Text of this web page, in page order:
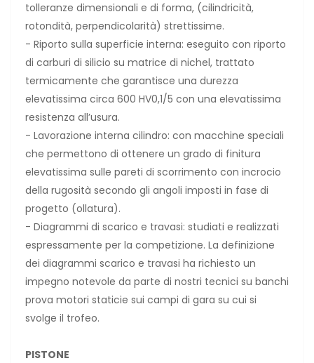
tolleranze dimensionali e di forma, (cilindricità,
rotondità, perpendicolarità) strettissime.
- Riporto sulla superficie interna: eseguito con riporto
di carburi di silicio su matrice di nichel, trattato
termicamente che garantisce una durezza
elevatissima circa 600 HV0,1/5 con una elevatissima
resistenza all’usura.
- Lavorazione interna cilindro: con macchine speciali
che permettono di ottenere un grado di finitura
elevatissima sulle pareti di scorrimento con incrocio
della rugosità secondo gli angoli imposti in fase di
progetto (ollatura).
- Diagrammi di scarico e travasi: studiati e realizzati
espressamente per la competizione. La definizione
dei diagrammi scarico e travasi ha richiesto un
impegno notevole da parte di nostri tecnici su banchi
prova motori staticie sui campi di gara su cui si
svolge il trofeo.
PISTONE